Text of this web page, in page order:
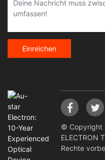
Einreichen
© Copyright
ELECTRON
Rechte